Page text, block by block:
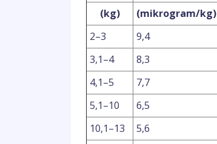
(kg)
(mikrogram/kg)
2–3
9,4
3,1–4
8,3
4,1–5
7,7
5,1–10
6,5
10,1–13
5,6